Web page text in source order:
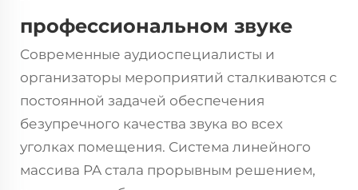
профессиональном звуке
Современные аудиоспециалисты и
организаторы мероприятий сталкиваются с
постоянной задачей обеспечения
безупречного качества звука во всех
уголках помещения. Система линейного
массива PA стала прорывным решением,